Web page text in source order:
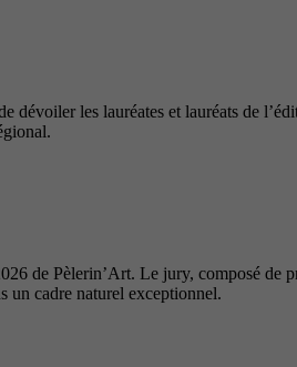
les lauréates et lauréats de
de Pèlerin’Art. Le jury, composé de
un cadre naturel exceptionnel.